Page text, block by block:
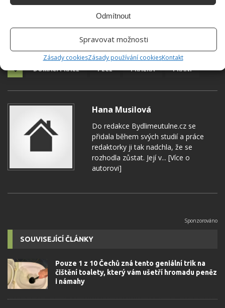
Odmítnout
Spravovat možnosti
Zásady cookiesZásady používání cookiesKontakt
DOMÁCÍ PRÁCE PÉČE PRAČKA PRANÍ
Hana Musilová
Do redakce Bydlimeutulne.cz se
přidala během svých studií a práce
redaktorky ji tak nadchla, že se
rozhodla zůstat. Její v... [Více o
autorovi]
SOUVISEJÍCÍ ČLÁNKY
Pouze 1 z 10 Čechů zná tento geniální trik na
čištění toalety, který vám ušetří hromadu peněz
i námahy